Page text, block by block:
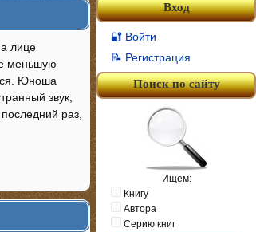
лице
меньшую
Юноша
звук,
раз,
Вход
🔐 Войти
📝 Регистрация
Поиск по сайту
Ищем:
Книгу
Автора
Серию книг